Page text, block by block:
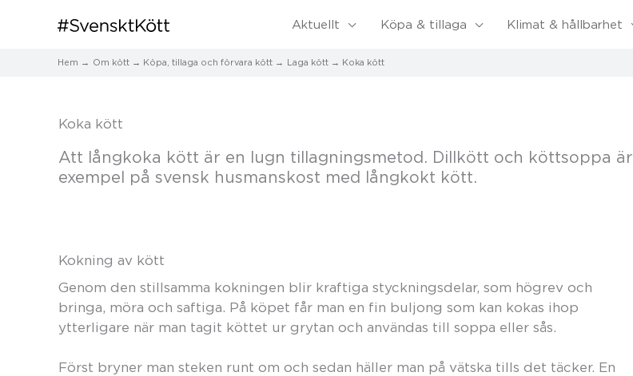
Aktuellt Köpa & tillaga Klimat & hållbarhet
Hem Om kött Köpa, tillaga och förvara kött Laga kött Koka kött
Koka kött
Att långkoka kött är en lugn tillagningsmetod. Dillkött och köttsoppa är
exempel på svensk husmanskost med långkokt kött.
Kokning av kött
Genom den stillsamma kokningen blir kraftiga styckningsdelar, som högrev och
bringa, möra och saftiga. På köpet får man en fin buljong som kan kokas ihop
ytterligare när man tagit köttet ur grytan och användas till soppa eller sås.
Först bryner man steken runt om och sedan häller man på vätska tills det täcker. En